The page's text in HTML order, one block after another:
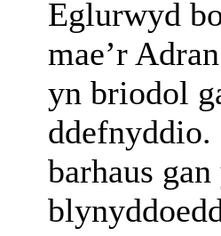
Eglurwyd
mae’r
yn briodol
ddefnyddio.
barhaus